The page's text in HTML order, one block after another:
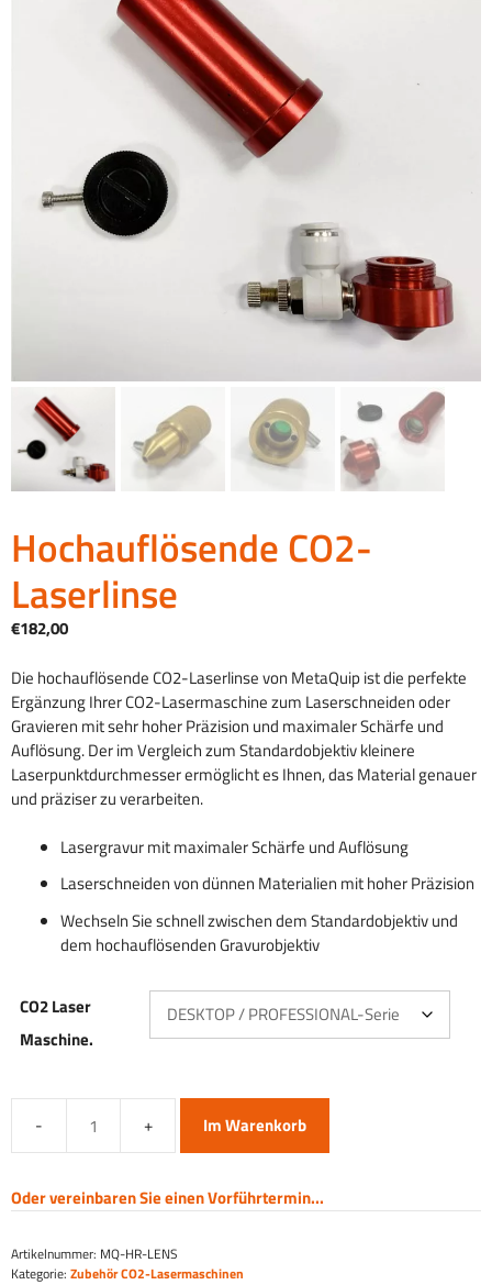
Hochauflösende CO2-
Laserlinse
€182,00
Die hochauflösende CO2-Laserlinse von MetaQuip ist die perfekte
Ergänzung Ihrer CO2-Lasermaschine zum Laserschneiden oder
Gravieren mit sehr hoher Präzision und maximaler Schärfe und
Auflösung. Der im Vergleich zum Standardobjektiv kleinere
Laserpunktdurchmesser ermöglicht es Ihnen, das Material genauer
und präziser zu verarbeiten.
Lasergravur mit maximaler Schärfe und Auflösung
Laserschneiden von dünnen Materialien mit hoher Präzision
Wechseln Sie schnell zwischen dem Standardobjektiv und
dem hochauflösenden Gravurobjektiv
CO2 Laser
Maschine.
Hochauflösende
CO2-
Menge
Im Warenkorb
Oder vereinbaren Sie einen Vorführtermin...
Artikelnummer: MQ-HR-LENS
Kategorie: Zubehör CO2-Lasermaschinen